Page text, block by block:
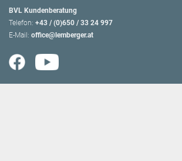
BVL Kundenberatung
Telefon: +43 / (0)650 / 33 24 997
E-Mail: office@lemberger.at